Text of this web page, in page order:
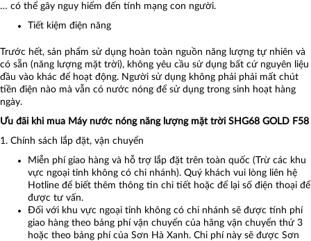
… có thể gây nguy hiểm đến tính mạng con người.
Tiết kiệm điện năng
Trước hết, sản phẩm sử dụng hoàn toàn nguồn năng lượng tự nhiên và
có sẵn (năng lượng mặt trời), không yêu cầu sử dụng bất cứ nguyên liệu
đầu vào khác để hoạt động. Người sử dụng không phải phải mất chút
tiền điện nào mà vẫn có nước nóng để sử dụng trong sinh hoạt hàng
ngày.
Ưu đãi khi mua Máy nước nóng năng lượng mặt trời SHG68 GOLD F58
1. Chính sách lắp đặt, vận chuyển
Miễn phí giao hàng và hỗ trợ lắp đặt trên toàn quốc (Trừ các khu
vực ngoại tỉnh không có chi nhánh). Quý khách vui lòng liên hệ
Hotline để biết thêm thông tin chi tiết hoặc để lại số điện thoại để
được tư vấn.
Đối với khu vực ngoại tỉnh không có chi nhánh sẽ được tính phí
giao hàng theo bảng phí vận chuyển của hãng vận chuyển thứ 3
hoặc theo bảng phí của Sơn Hà Xanh. Chi phí này sẽ được Sơn